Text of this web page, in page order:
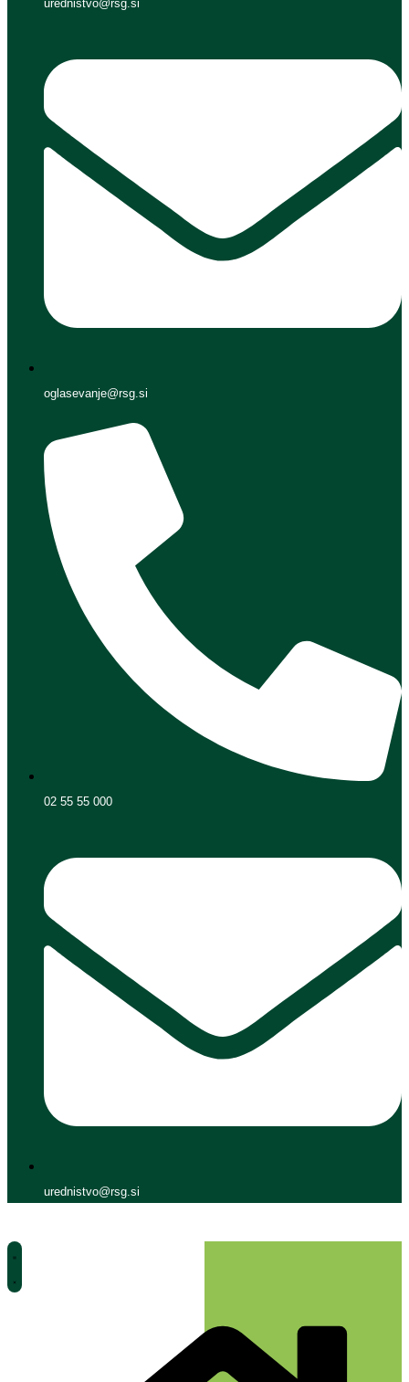
urednistvo@rsg.si
oglasevanje@rsg.si
02 55 55 000
urednistvo@rsg.si